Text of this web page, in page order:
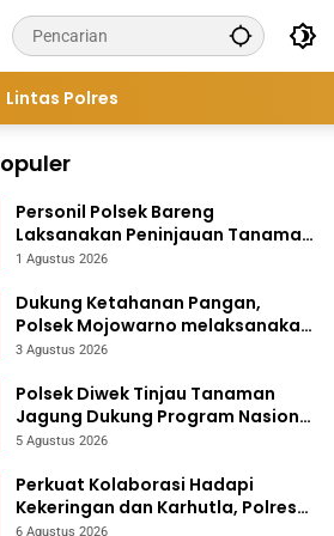
Lintas Polres
Personil Polsek Bareng
Laksanakan Peninjauan Tanaman
Jagung Dukung Program
1 Agustus 2026
Dukung Ketahanan Pangan,
Polsek Mojowarno melaksanakan
Pengecekan Tanaman Jagung
3 Agustus 2026
Polsek Diwek Tinjau Tanaman
Jagung Dukung Program Nasional
Asta Cita
5 Agustus 2026
Perkuat Kolaborasi Hadapi
Kekeringan dan Karhutla, Polres
Jombang Gelar Apel Siaga
6 Agustus 2026